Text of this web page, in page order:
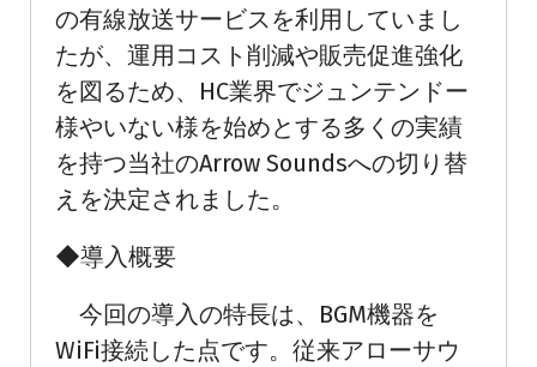
の有線放送サービスを利用していまし
たが、運用コスト削減や販売促進強化
を図るため、HC業界でジュンテンドー
様やいない様を始めとする多くの実績
を持つ当社のArrow Soundsへの切り替
えを決定されました。
◆導入概要
今回の導入の特長は、BGM機器を
WiFi接続した点です。従来アローサウ